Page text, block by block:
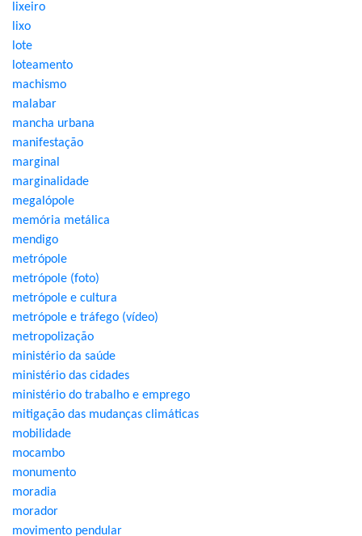
lixeiro
lixo
lote
loteamento
machismo
malabar
mancha urbana
manifestação
marginal
marginalidade
megalópole
memória metálica
mendigo
metrópole
metrópole (foto)
metrópole e cultura
metrópole e tráfego (vídeo)
metropolização
ministério da saúde
ministério das cidades
ministério do trabalho e emprego
mitigação das mudanças climáticas
mobilidade
mocambo
monumento
moradia
morador
movimento pendular